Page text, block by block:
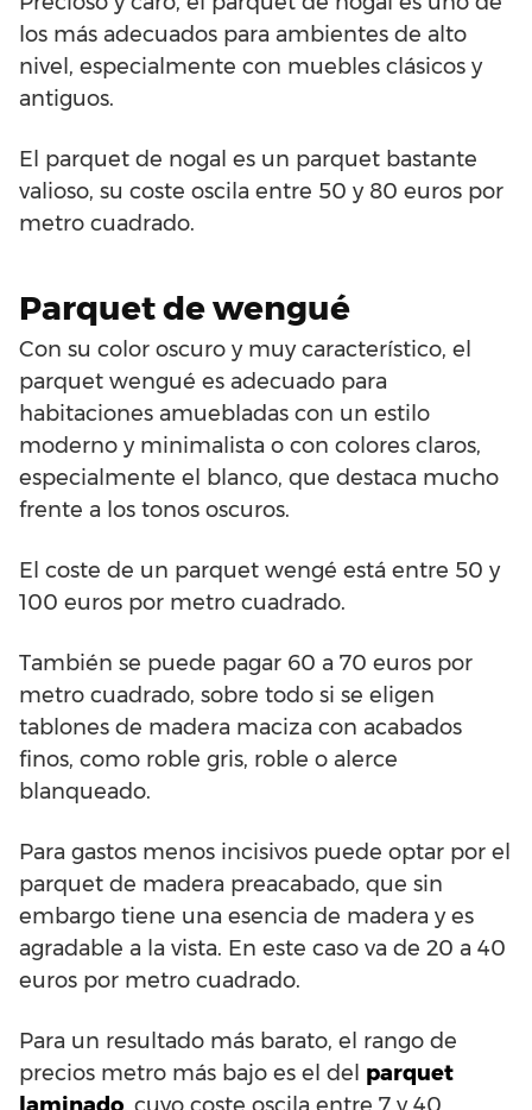
los más adecuados para ambientes de alto
nivel, especialmente con muebles clásicos y
antiguos.
El parquet de nogal es un parquet bastante
valioso, su coste oscila entre 50 y 80 euros por
metro cuadrado.
Parquet de wengué
Con su color oscuro y muy característico, el
parquet wengué es adecuado para
habitaciones amuebladas con un estilo
moderno y minimalista o con colores claros,
especialmente el blanco, que destaca mucho
frente a los tonos oscuros.
El coste de un parquet wengé está entre 50 y
100 euros por metro cuadrado.
También se puede pagar 60 a 70 euros por
metro cuadrado, sobre todo si se eligen
tablones de madera maciza con acabados
finos, como roble gris, roble o alerce
blanqueado.
Para gastos menos incisivos puede optar por el
parquet de madera preacabado, que sin
embargo tiene una esencia de madera y es
agradable a la vista. En este caso va de 20 a 40
euros por metro cuadrado.
Para un resultado más barato, el rango de
precios metro más bajo es el del parquet
laminado, cuyo coste oscila entre 7 y 40